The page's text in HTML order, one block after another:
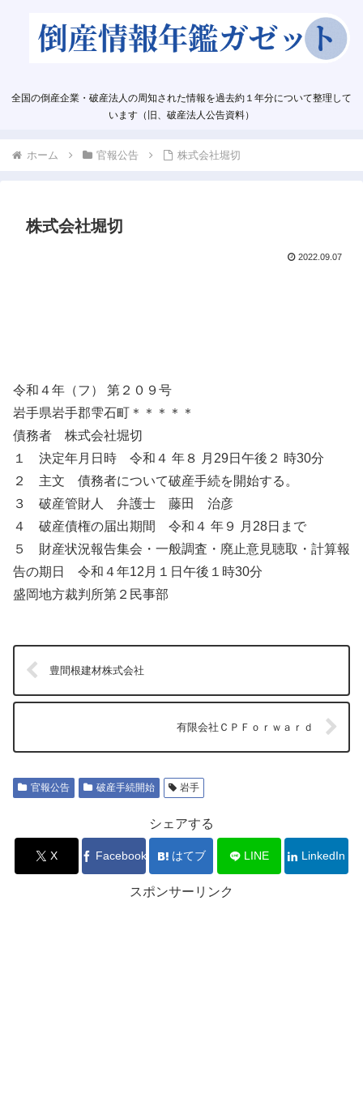
全国の倒産企業・破産法人の周知された情報を過去約１年分について整理して
います（旧、破産法人公告資料）
ホーム 官報公告 株式会社堀切
株式会社堀切
2022.09.07
令和４年（フ） 第２０９号
岩手県岩手郡雫石町＊＊＊＊＊
債務者 株式会社堀切
１ 決定年月日時 令和４ 年８ 月29日午後２ 時30分
２ 主文 債務者について破産手続を開始する。
３ 破産管財人 弁護士 藤田 治彦
４ 破産債権の届出期間 令和４ 年９ 月28日まで
５ 財産状況報告集会・一般調査・廃止意見聴取・計算報
告の期日 令和４年12月１日午後１時30分
盛岡地方裁判所第２民事部
豊間根建材株式会社
有限会社ＣＰＦｏｒｗａｒｄ
官報公告 破産手続開始 岩手
シェアする
X Facebook はてブ LINE LinkedIn
スポンサーリンク